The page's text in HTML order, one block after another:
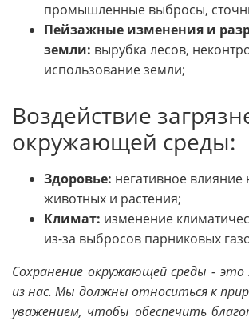
промышленные выбросы,
Пейзажные изменения и
земли: вырубка лесов,
использование земли;
Воздействие
окружающей среды:
Здоровье: негативное влияние
животных и растения;
Климат: изменение
из-за выбросов парниковых
Сохранение окружающей среды - это
из нас. Мы должны относиться к
уважением, чтобы обеспечить